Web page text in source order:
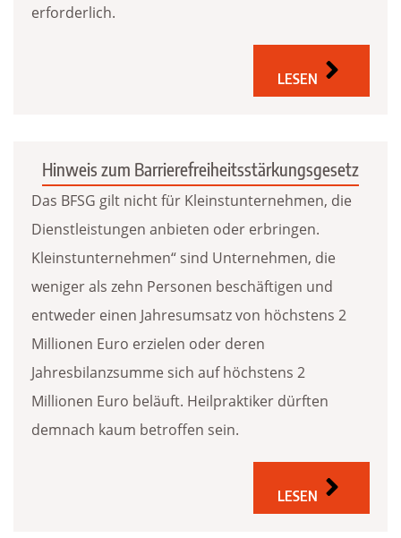
erforderlich.
LESEN
Hinweis zum Barrierefreiheitsstärkungsgesetz
Das BFSG gilt nicht für Kleinstunternehmen, die
Dienstleistungen anbieten oder erbringen.
Kleinstunternehmen“ sind Unternehmen, die
weniger als zehn Personen beschäftigen und
entweder einen Jahresumsatz von höchstens 2
Millionen Euro erzielen oder deren
Jahresbilanzsumme sich auf höchstens 2
Millionen Euro beläuft. Heilpraktiker dürften
demnach kaum betroffen sein.
LESEN